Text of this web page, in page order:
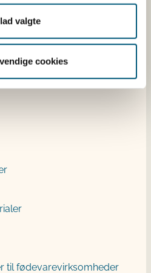
valgte
cookies
til fødevarevirksomheder